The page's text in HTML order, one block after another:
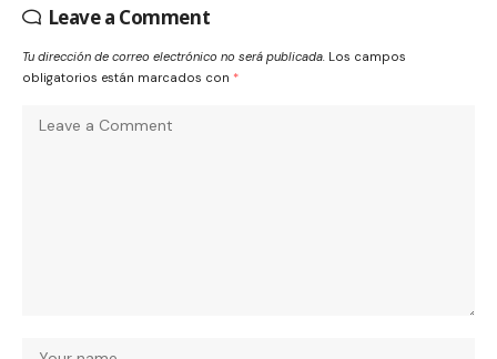
Leave a Comment
Tu dirección de correo electrónico no será publicada. Los campos
obligatorios están marcados con *